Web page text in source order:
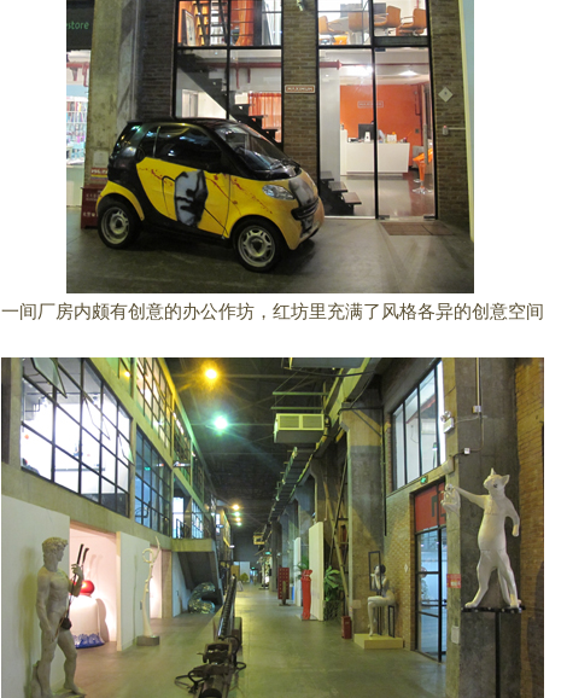
一间厂房内颇有创意的办公作坊，红坊里充满了风格各异的创意空间